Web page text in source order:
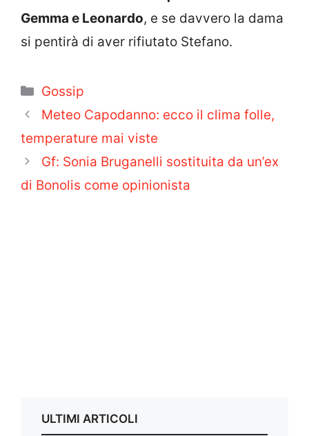
Gemma e Leonardo, e se davvero la dama
si pentirà di aver rifiutato Stefano.
Categorie
Gossip
Meteo Capodanno: ecco il clima folle,
temperature mai viste
Gf: Sonia Bruganelli sostituita da un’ex
di Bonolis come opinionista
ULTIMI ARTICOLI